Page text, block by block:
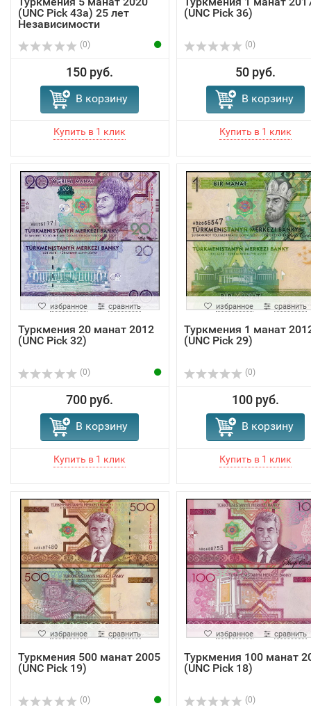
(UNC Pick 43a) 25 лет
Независимости
(0)
150 руб.
В корзину
(UNC Pick 36)
(0)
50 руб.
В корзину
избранное сравнить
Туркмения 20 манат 2012
(UNC Pick 32)
(0)
700 руб.
В корзину
избранное сравнить
Туркмения 1 манат
(UNC Pick 29)
(0)
100 руб.
В корзину
избранное сравнить
Туркмения 500 манат 2005
(UNC Pick 19)
(0)
избранное сравнить
Туркмения 100 манат
(UNC Pick 18)
(0)